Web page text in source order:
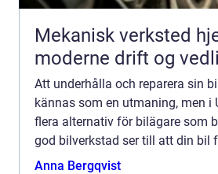
Mekanisk verksted hjertet i
moderne drift og
Att underhålla och reparera sin
kännas som en utmaning, men i
flera alternativ för bilägare som
god bilverkstad ser till att din bil
Anna Bergqvist